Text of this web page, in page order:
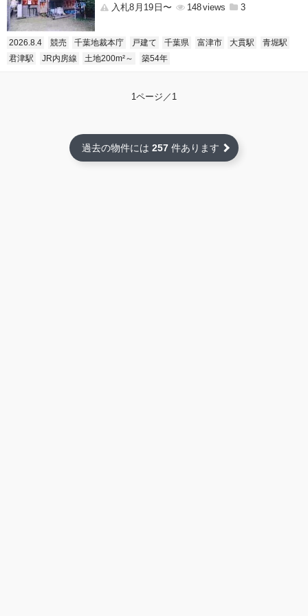
入札8月19日〜
148 3
2026.8.4 競売 千葉地裁本庁 戸建て 千葉県 富津市 大貫駅
青堀駅
君津駅
JR内房線 土地200m²～ 築54年
1ページ／1
過去の物件には 257 件あります